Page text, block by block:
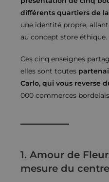
différents quartiers de
une identité propre,
au concept store éthique.
Ces cinq enseignes
elles sont toutes
Carlo, qui vous reverse
000 commerces
1. Amour de
mesure du